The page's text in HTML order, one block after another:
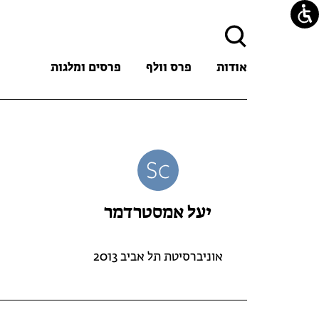
חיפוש:
אודות פרס וולף פרסים ומלגות
יעל אמסטרדמר
אוניברסיטת תל אביב 2013